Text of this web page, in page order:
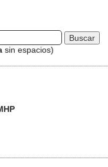
sin espacios)